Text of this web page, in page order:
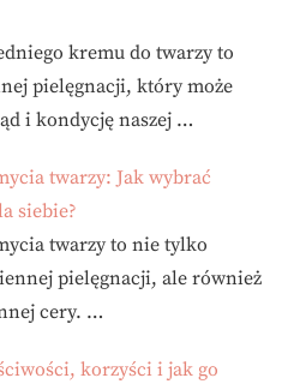
kremu do twarzy to
pielęgnacji, który może
i kondycję naszej …
twarzy: Jak wybrać
siebie?
twarzy to nie tylko
pielęgnacji, ale również
cery. …
korzyści i jak go